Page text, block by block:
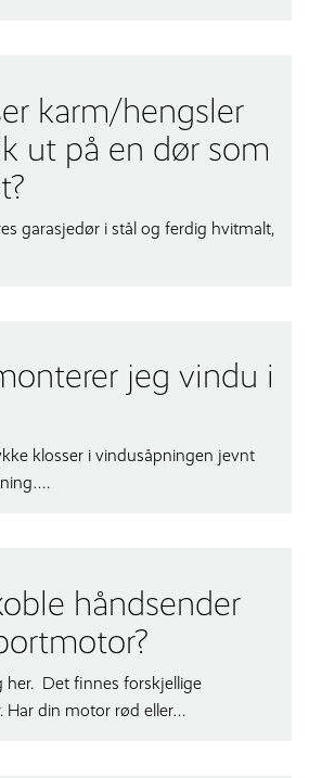
karm/hengsler
ut på en dør som
garasjedør i stål og ferdig hvitmalt,
jeg vindu i
klosser i vindusåpningen jevnt
håndsender
her. Det finnes forskjellige
Har din motor rød eller…